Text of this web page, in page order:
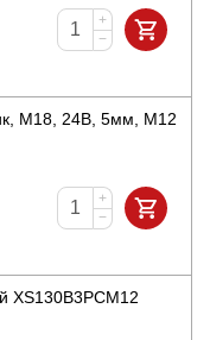
+
−
М18, 24В, 5мм, М12
+
−
XS130B3PCM12